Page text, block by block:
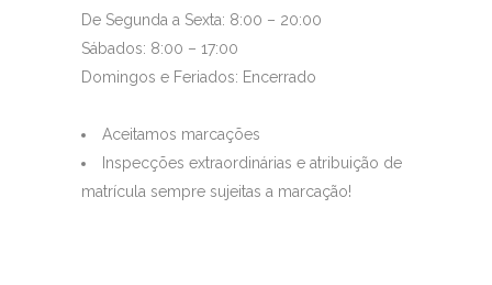
De Segunda a Sexta: 8:00 – 20:00
Sábados: 8:00 – 17:00
Domingos e Feriados: Encerrado
Aceitamos marcações
Inspecções extraordinárias e atribuição de
matrícula sempre sujeitas a marcação!